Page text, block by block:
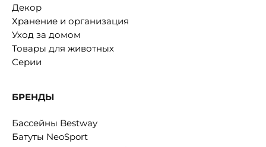
Декор
Хранение и организация
Уход за домом
Товары для животных
Серии
БРЕНДЫ
Бассейны Bestway
Батуты NeoSport